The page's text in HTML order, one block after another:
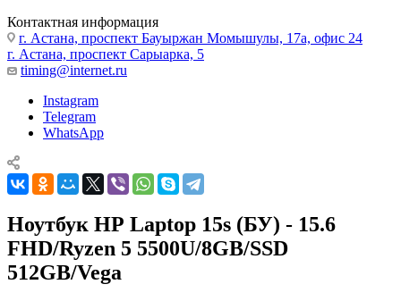
Контактная информация
г. Астана, проспект Бауыржан Момышулы, 17а, офис 24
г. Астана, проспект Сарыарка, 5
timing@internet.ru
Instagram
Telegram
WhatsApp
Ноутбук НР Laptop 15s (БУ) - 15.6
FHD/Ryzen 5 5500U/8GB/SSD
512GB/Vega